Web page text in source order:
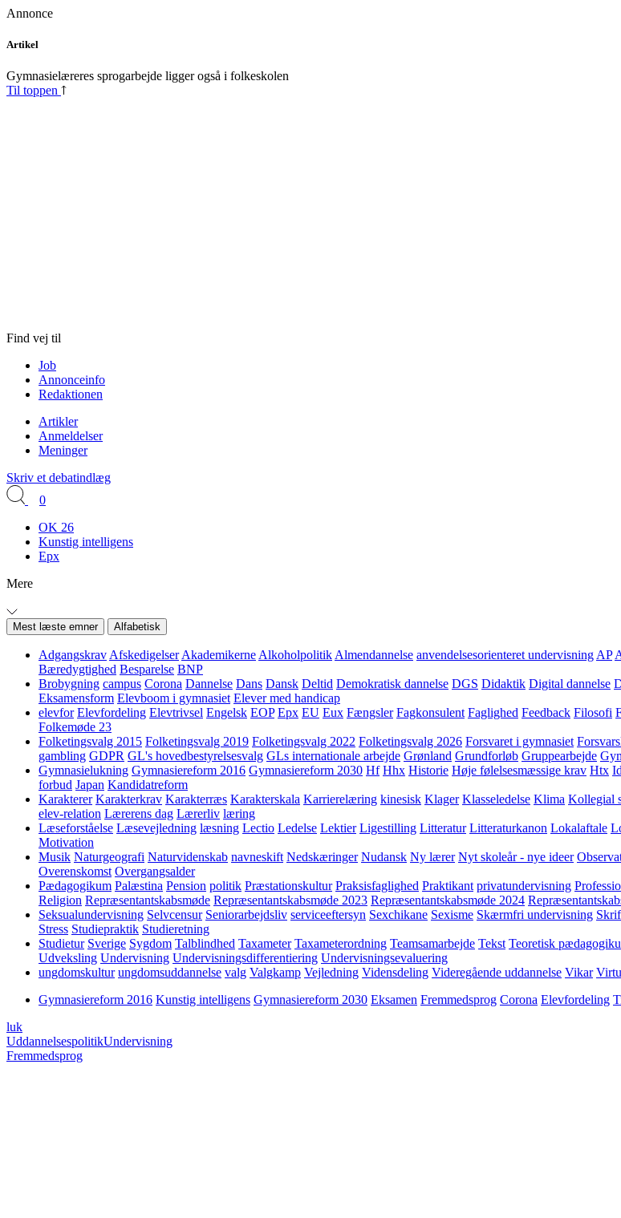
Annonce
Skip
content
Artikel
Gymnasielæreres sprogarbejde ligger også i folkeskolen
Til toppen
Find vej til
Job
Annonceinfo
Redaktionen
Artikler
Anmeldelser
Meninger
Skriv et debatindlæg
0
OK 26
Kunstig intelligens
Epx
Mere
Mest læste emner Alfabetisk
Adgangskrav Afskedigelser Akademikerne Alkoholpolitik Almendannelse anvendelsesorienteret undervisning AP
Bæredygtighed Besparelse BNP
Brobygning campus Corona Dannelse Dans Dansk Deltid Demokratisk dannelse DGS Didaktik Digital dannelse
Eksamensform Elevboom i gymnasiet Elever med handicap
elevfor Elevfordeling Elevtrivsel Engelsk EOP Epx EU Eux Fængsler Fagkonsulent Faglighed Feedback Filosofi
Folkemøde 23
Folketingsvalg 2015 Folketingsvalg 2019 Folketingsvalg 2022 Folketingsvalg 2026 Forsvaret i gymnasiet
gambling GDPR GL's hovedbestyrelsesvalg GLs internationale arbejde Grønland Grundforløb Gruppearbejde
Gymnasielukning Gymnasiereform 2016 Gymnasiereform 2030 Hf Hhx Historie Høje følelsesmæssige krav Htx
forbud Japan Kandidatreform
Karakterer Karakterkrav Karakterræs Karakterskala Karrierelæring kinesisk Klager Klasseledelse Klima Kollegial
elev-relation Lærerens dag Lærerliv læring
Læseforståelse Læsevejledning læsning Lectio Ledelse Lektier Ligestilling Litteratur Litteraturkanon Lokalaftale
Motivation
Musik Naturgeografi Naturvidenskab navneskift Nedskæringer Nudansk Ny lærer Nyt skoleår - nye ideer
Overenskomst Overgangsalder
Pædagogikum Palæstina Pension politik Præstationskultur Praksisfaglighed Praktikant privatundervisning
Religion Repræsentantskabsmøde Repræsentantskabsmøde 2023 Repræsentantskabsmøde 2024
Seksualundervisning Selvcensur Seniorarbejdsliv serviceeftersyn Sexchikane Sexisme Skærmfri undervisning
Stress Studiepraktik Studieretning
Studietur Sverige Sygdom Talblindhed Taxameter Taxameterordning Teamsamarbejde Tekst Teoretisk
Udveksling Undervisning Undervisningsdifferentiering Undervisningsevaluering
ungdomskultur ungdomsuddannelse valg Valgkamp Vejledning Vidensdeling Videregående uddannelse Vikar
Gymnasiereform 2016 Kunstig intelligens Gymnasiereform 2030 Eksamen Fremmedsprog Corona Elevfordeling
luk
UddannelsespolitikUndervisning
Fremmedsprog